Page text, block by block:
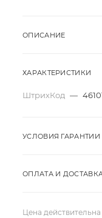
ОПИСАНИЕ
ХАРАКТЕРИСТИКИ
ШтрихКод —
УСЛОВИЯ ГАРАНТИИ
ОПЛАТА И
Цена